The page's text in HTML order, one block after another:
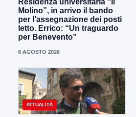
Molino”, in arrivo il bando
per l’assegnazione dei posti
letto. Errico: “Un traguardo
per Benevento”
6 AGOSTO 2026
ATTUALITÀ